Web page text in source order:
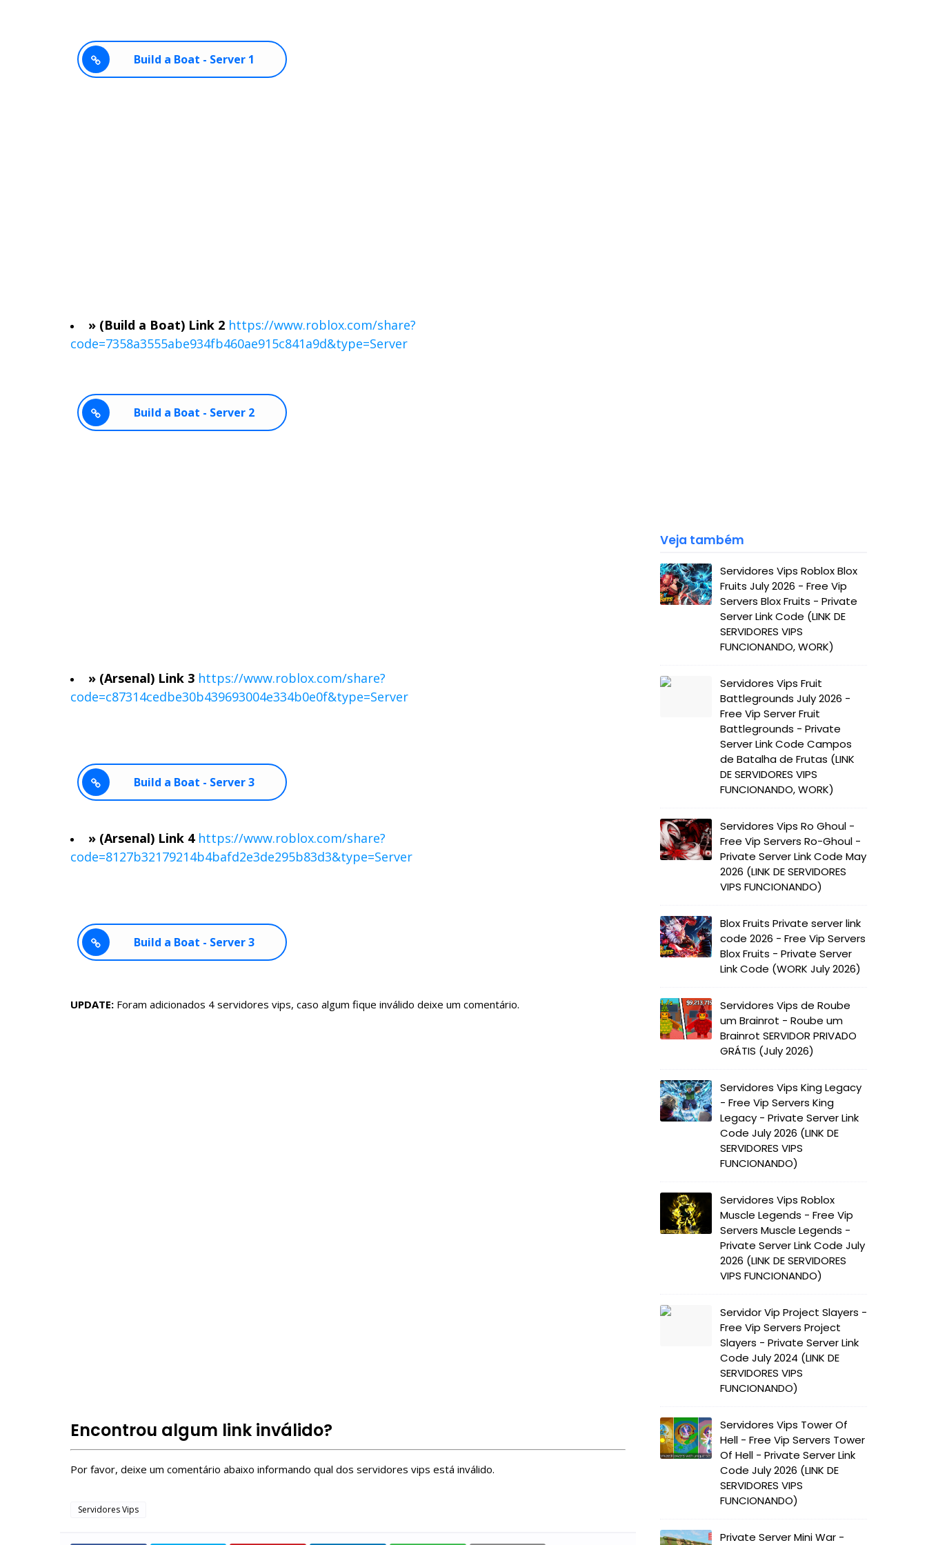
Build a Boat - Server 1
» (Build a Boat) Link 2 https://www.roblox.com/share?
code=7358a3555abe934fb460ae915c841a9d&type=Server
Build a Boat - Server 2
» (Arsenal) Link 3 https://www.roblox.com/share?
code=c87314cedbe30b439693004e334b0e0f&type=Server
Build a Boat - Server 3
» (Arsenal) Link 4 https://www.roblox.com/share?
code=8127b32179214b4bafd2e3de295b83d3&type=Server
Build a Boat - Server 3
UPDATE: Foram adicionados 4 servidores vips, caso algum fique inválido deixe um comentário.
Encontrou algum link inválido?
Por favor, deixe um comentário abaixo informando qual dos servidores vips está inválido.
Servidores Vips
Veja também
Servidores Vips Roblox Blox
Fruits July 2026 - Free Vip
Servers Blox Fruits - Private
Server Link Code (LINK DE
SERVIDORES VIPS
FUNCIONANDO, WORK)
Servidores Vips Fruit
Battlegrounds July 2026 -
Free Vip Server Fruit
Battlegrounds - Private
Server Link Code Campos
de Batalha de Frutas (LINK
DE SERVIDORES VIPS
FUNCIONANDO, WORK)
Servidores Vips Ro Ghoul -
Free Vip Servers Ro-Ghoul -
Private Server Link Code May
2026 (LINK DE SERVIDORES
VIPS FUNCIONANDO)
Blox Fruits Private server link
code 2026 - Free Vip Servers
Blox Fruits - Private Server
Link Code (WORK July 2026)
Servidores Vips de Roube
um Brainrot - Roube um
Brainrot SERVIDOR PRIVADO
GRÁTIS (July 2026)
Servidores Vips King Legacy
- Free Vip Servers King
Legacy - Private Server Link
Code July 2026 (LINK DE
SERVIDORES VIPS
FUNCIONANDO)
Servidores Vips Roblox
Muscle Legends - Free Vip
Servers Muscle Legends -
Private Server Link Code July
2026 (LINK DE SERVIDORES
VIPS FUNCIONANDO)
Servidor Vip Project Slayers -
Free Vip Servers Project
Slayers - Private Server Link
Code July 2024 (LINK DE
SERVIDORES VIPS
FUNCIONANDO)
Servidores Vips Tower Of
Hell - Free Vip Servers Tower
Of Hell - Private Server Link
Code July 2026 (LINK DE
SERVIDORES VIPS
FUNCIONANDO)
Private Server Mini War -